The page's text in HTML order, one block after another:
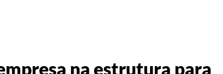
na estrutura para